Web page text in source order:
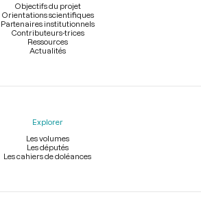
Objectifs du projet
Orientations scientifiques
Partenaires institutionnels
Contributeurs-trices
Ressources
Actualités
Explorer
Les volumes
Les députés
Les cahiers de doléances